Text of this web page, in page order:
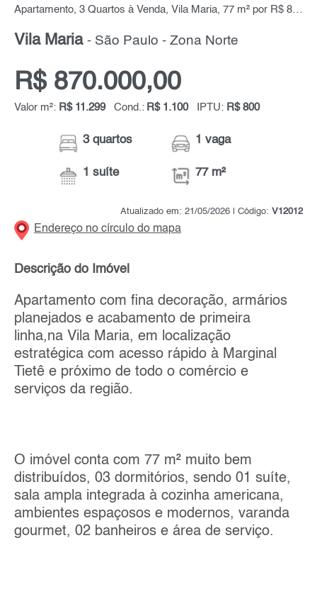
Apartamento, 3 Quartos à Venda, Vila Maria, 77 m² por R$ 870.000,00
Vila Maria - São Paulo - Zona Norte
R$ 870.000,00
Valor m²: R$ 11.299 Cond.: R$ 1.100 IPTU: R$ 800
3 quartos
1 suíte
1 vaga
77 m²
Atualizado em: 21/05/2026 | Código: V12012
Endereço no círculo do mapa
Descrição do Imóvel
Apartamento com fina decoração, armários
planejados e acabamento de primeira
linha,na Vila Maria, em localização
estratégica com acesso rápido à Marginal
Tietê e próximo de todo o comércio e
serviços da região.
O imóvel conta com 77 m² muito bem
distribuídos, 03 dormitórios, sendo 01 suíte,
sala ampla integrada à cozinha americana,
ambientes espaçosos e modernos, varanda
gourmet, 02 banheiros e área de serviço.